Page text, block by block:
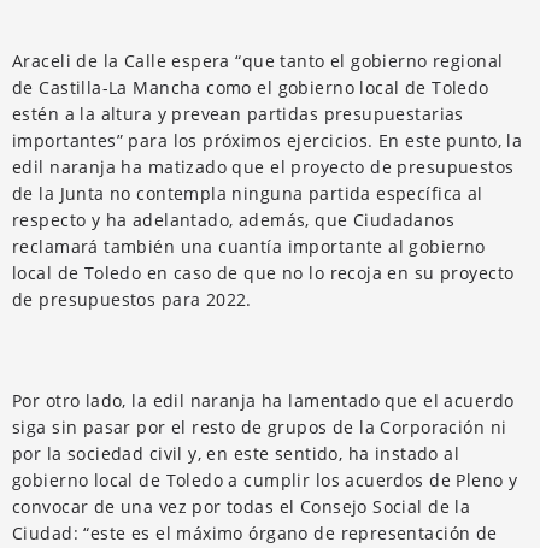
Araceli de la Calle espera “que tanto el gobierno regional
de Castilla-La Mancha como el gobierno local de Toledo
estén a la altura y prevean partidas presupuestarias
importantes” para los próximos ejercicios. En este punto, la
edil naranja ha matizado que el proyecto de presupuestos
de la Junta no contempla ninguna partida específica al
respecto y ha adelantado, además, que Ciudadanos
reclamará también una cuantía importante al gobierno
local de Toledo en caso de que no lo recoja en su proyecto
de presupuestos para 2022.
Por otro lado, la edil naranja ha lamentado que el acuerdo
siga sin pasar por el resto de grupos de la Corporación ni
por la sociedad civil y, en este sentido, ha instado al
gobierno local de Toledo a cumplir los acuerdos de Pleno y
convocar de una vez por todas el Consejo Social de la
Ciudad: “este es el máximo órgano de representación de